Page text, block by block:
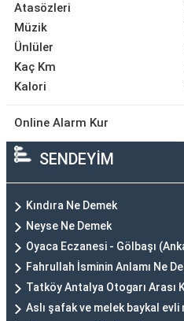
Atasözleri
Müzik
Ünlüler
Kaç Km
Kalori
Online Alarm Kur
SENDEYİM
Kındıra Ne Demek
Neyse Ne Demek
Oyaca Eczanesi - Gölbaşı
Fahrullah İsminin Anlamı Ne
Tatköy Antalya Otogarı Arası
Aslı şafak ve melek baykal evli